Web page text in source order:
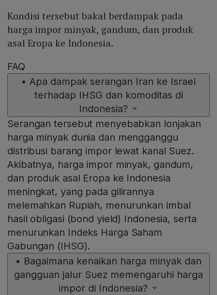
Kondisi tersebut bakal berdampak pada
harga impor minyak, gandum, dan produk
asal Eropa ke Indonesia.
FAQ
• Apa dampak serangan Iran ke Israel
terhadap IHSG dan komoditas di
Indonesia?
Serangan tersebut menyebabkan lonjakan
harga minyak dunia dan mengganggu
distribusi barang impor lewat kanal Suez.
Akibatnya, harga impor minyak, gandum,
dan produk asal Eropa ke Indonesia
meningkat, yang pada gilirannya
melemahkan Rupiah, menurunkan imbal
hasil obligasi (bond yield) Indonesia, serta
menurunkan Indeks Harga Saham
Gabungan (IHSG).
• Bagaimana kenaikan harga minyak dan
gangguan jalur Suez memengaruhi harga
impor di Indonesia?